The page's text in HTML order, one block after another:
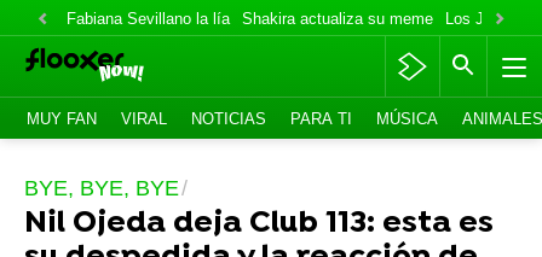
Fabiana Sevillano la lía Shakira actualiza su meme Los Jonas
MUY FAN VIRAL NOTICIAS PARA TI MÚSICA ANIMALES
BYE, BYE, BYE
Nil Ojeda deja Club 113: esta es